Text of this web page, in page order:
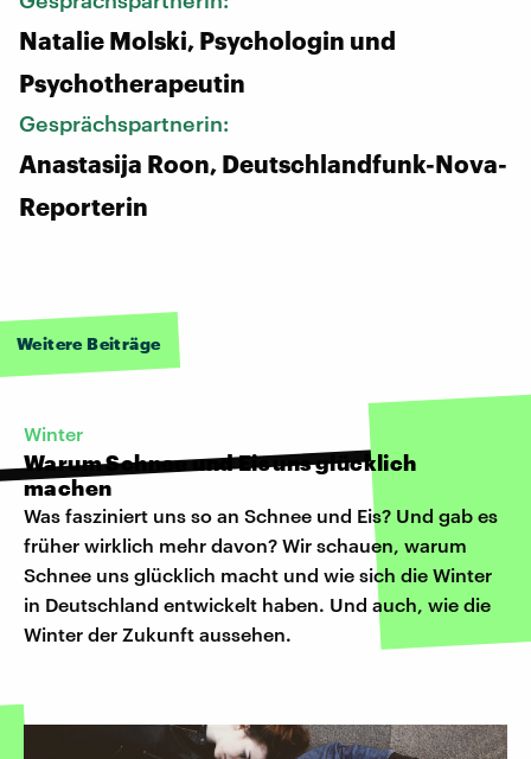
Natalie Molski, Psychologin und
Psychotherapeutin
Gesprächspartnerin:
Anastasija Roon, Deutschlandfunk-Nova-
Reporterin
Weitere Beiträge
Winter
Warum Schnee und Eis uns glücklich
machen
Was fasziniert uns so an Schnee und Eis? Und gab es
früher wirklich mehr davon? Wir schauen, warum
Schnee uns glücklich macht und wie sich die Winter
in Deutschland entwickelt haben. Und auch, wie die
Winter der Zukunft aussehen.